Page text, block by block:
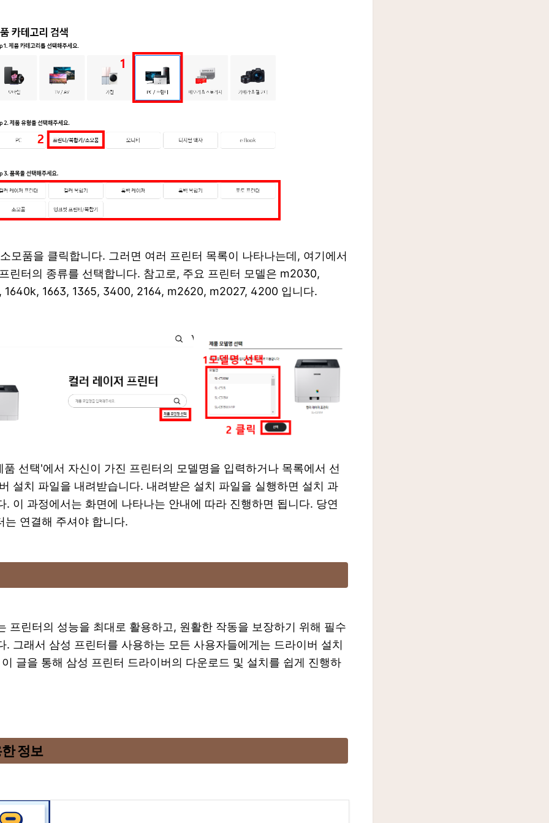
모품을 클릭합니다. 그러면 여러 프린터 목록이 나타나는데, 여기에서
린터의 종류를 선택합니다. 참고로, 주요 프린터 모델은 m2030,
1663, 1365, 3400, 2164, m2620, m2027, 4200 입니다.
선택'에서 자신이 가진 프린터의 모델명을 입력하거나 목록에서 선
설치 파일을 내려받습니다. 내려받은 설치 파일을 실행하면 설치 과
. 이 과정에서는 화면에 나타나는 안내에 따라 진행하면 됩니다. 당연
는 연결해 주셔야 합니다.
프린터의 성능을 최대로 활용하고, 원활한 작동을 보장하기 위해 필수
. 그래서 삼성 프린터를 사용하는 모든 사용자들에게는 드라이버 설치
글을 통해 삼성 프린터 드라이버의 다운로드 및 설치를 쉽게 진행하
정보